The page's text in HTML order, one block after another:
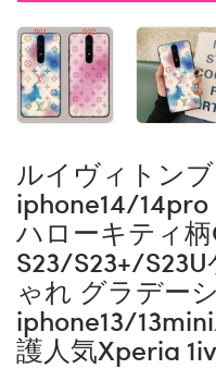
ルイヴィトン
iphone14/
ハローキティ
S23/S23+/
ゃれ グラデー
iphone13/
護人気Xperia